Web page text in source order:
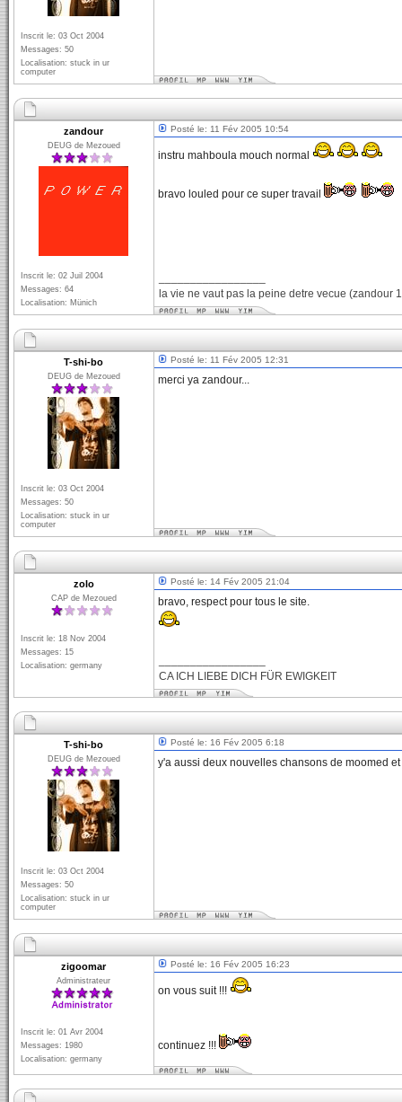
Inscrit le: 03 Oct 2004
Messages: 50
Localisation: stuck in ur
computer
zandour
DEUG de Mezoued
Inscrit le: 02 Juil 2004
Messages: 64
Localisation: Münich
Posté le: 11 Fév 2005 10:54
instru mahboula mouch normal
bravo louled pour ce super travail
la vie ne vaut pas la peine detre vecue (zandour
T-shi-bo
DEUG de Mezoued
Inscrit le: 03 Oct 2004
Messages: 50
Localisation: stuck in ur
computer
Posté le: 11 Fév 2005 12:31
merci ya zandour...
zolo
CAP de Mezoued
Inscrit le: 18 Nov 2004
Messages: 15
Localisation: germany
Posté le: 14 Fév 2005 21:04
bravo, respect pour tous le site.
CA ICH LIEBE DICH FÜR EWIGKEIT
T-shi-bo
DEUG de Mezoued
Inscrit le: 03 Oct 2004
Messages: 50
Localisation: stuck in ur
computer
Posté le: 16 Fév 2005 6:18
y'a aussi deux nouvelles chansons de moomed
zigoomar
Administrateur
Inscrit le: 01 Avr 2004
Messages: 1980
Localisation: germany
Posté le: 16 Fév 2005 16:23
on vous suit !!!
continuez !!!